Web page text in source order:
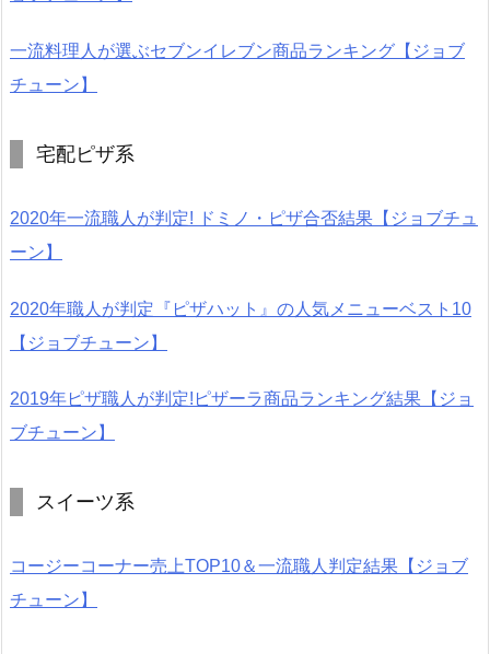
一流料理人が選ぶセブンイレブン商品ランキング【ジョブ
チューン】
宅配ピザ系
2020年一流職人が判定! ドミノ・ピザ合否結果【ジョブチュ
ーン】
2020年職人が判定『ピザハット』の人気メニューベスト10
【ジョブチューン】
2019年ピザ職人が判定!ピザーラ商品ランキング結果【ジョ
ブチューン】
スイーツ系
コージーコーナー売上TOP10＆一流職人判定結果【ジョブ
チューン】